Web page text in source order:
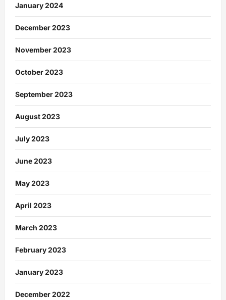
January 2024
December 2023
November 2023
October 2023
September 2023
August 2023
July 2023
June 2023
May 2023
April 2023
March 2023
February 2023
January 2023
December 2022